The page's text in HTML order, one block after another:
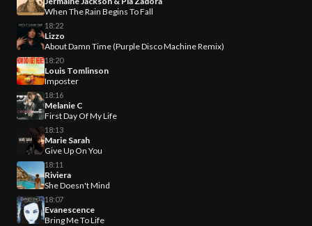
When The Rain Begins To Fall
18:22
Lizzo
About Damn Time (Purple Disco Machine Remix)
18:20
Louis Tomlinson
Imposter
18:16
Melanie C
First Day Of My Life
18:13
Marie Sarah
Give Up On You
18:11
Riviera
She Doesn't Mind
18:07
Evanescence
Bring Me To Life